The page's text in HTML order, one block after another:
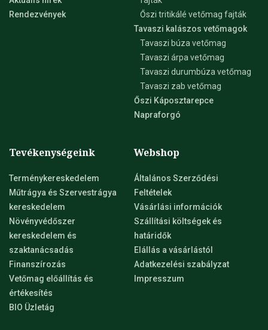
Rendezvények
Őszi tritikálé vetőmag fajták
Tavaszi kalászos vetőmagok
Tavaszi búza vetőmag
Tavaszi árpa vetőmag
Tavaszi durumbúza vetőmag
Tavaszi zab vetőmag
Őszi Káposztarepce
Napraforgó
Tevékenységeink
Terménykereskedelem
Műtrágya és Szervestrágya
kereskedelem
Növényvédőszer
kereskedelem és
szaktanácsadás
Finanszírozás
Vetőmag előállítás és
értékesítés
BIO Üzletág
Webshop
Általános Szerződési
Feltételek
Vásárlási információk
Szállítási költségek és
határidők
Elállás a vásárlástól
Adatkezelési szabályzat
Impresszum